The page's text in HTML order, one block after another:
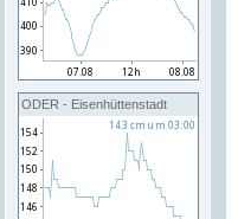
ODER - Eisenhüttenstadt